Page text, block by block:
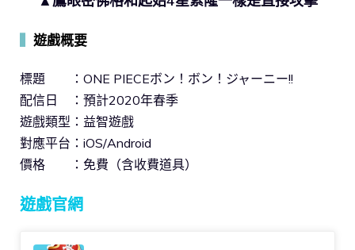
遊戲概要
標題 ：ONE PIECEボン！ボン！ジャーニー!!
配信日 ：預計2020年春季
遊戲類型：益智遊戲
對應平台：iOS/Android
價格 ：免費（含收費道具）
遊戲官網